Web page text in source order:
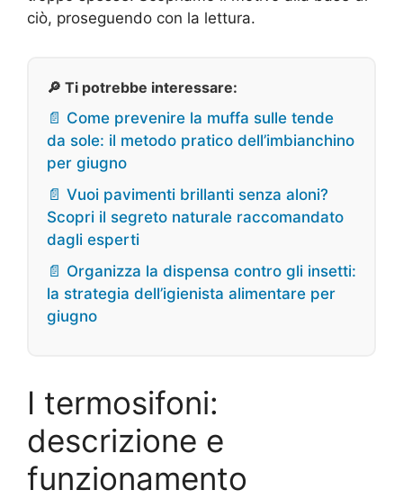
ciò, proseguendo con la lettura.
🔎 Ti potrebbe interessare:
📄 Come prevenire la muffa sulle tende
da sole: il metodo pratico dell’imbianchino
per giugno
📄 Vuoi pavimenti brillanti senza aloni?
Scopri il segreto naturale raccomandato
dagli esperti
📄 Organizza la dispensa contro gli insetti:
la strategia dell’igienista alimentare per
giugno
I termosifoni:
descrizione e
funzionamento